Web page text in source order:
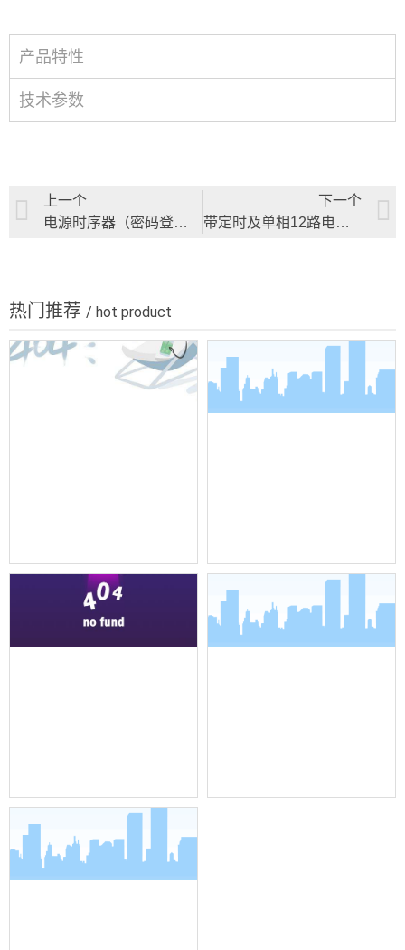
产品特性
技术参数
上一个
电源时序器（密码登录 带任意定时）
下一个
带定时及单相12路电源时序器/带定时及滤波单相12路电源时序器
热门推荐 / hot product